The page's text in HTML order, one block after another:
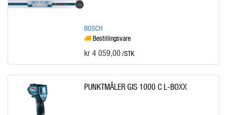
BOSCH
Bestillingsvare
kr 4 059,00 /STK
PUNKTMÅLER GIS 1000 C L-BOXX